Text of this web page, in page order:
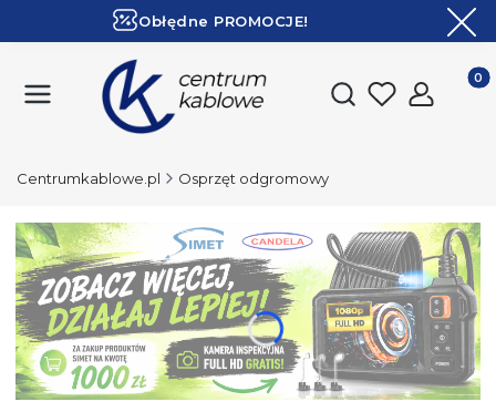
Obłędne PROMOCJE!
Otwórz
Centrumkablowe.pl Osprzęt odgromowy